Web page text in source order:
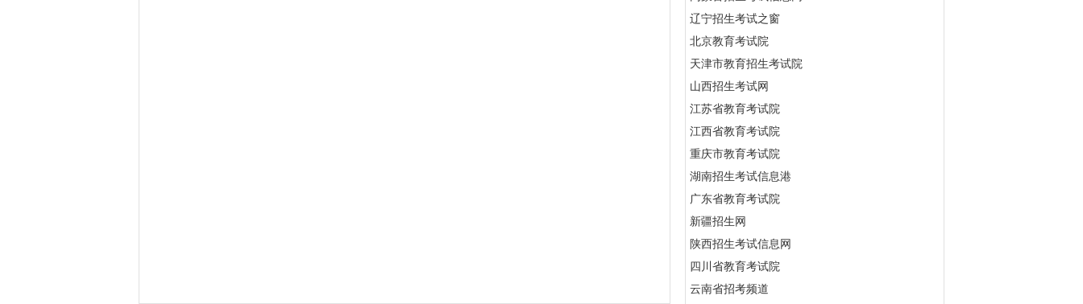
辽宁招生考试之窗
北京教育考试院
天津市教育招生考试院
山西招生考试网
江苏省教育考试院
江西省教育考试院
重庆市教育考试院
湖南招生考试信息港
广东省教育考试院
新疆招生网
陕西招生考试信息网
四川省教育考试院
云南省招考频道